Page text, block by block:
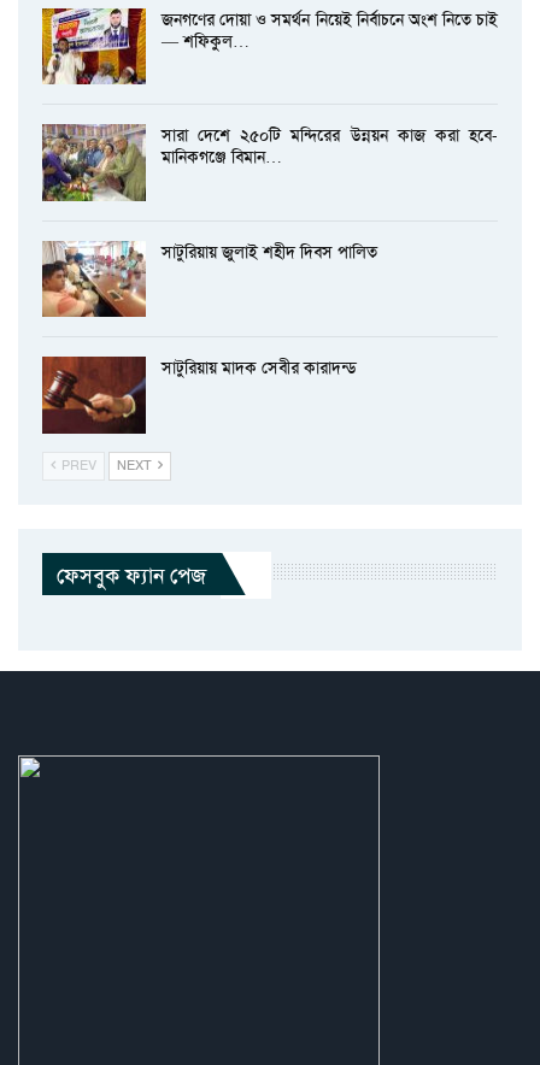
জনগণের দোয়া ও সমর্থন নিয়েই নির্বাচনে অংশ নিতে চাই
— শফিকুল…
সারা দেশে ২৫০টি মন্দিরের উন্নয়ন কাজ করা হবে-
মানিকগঞ্জে বিমান…
সাটুরিয়ায় জুলাই শহীদ দিবস পালিত
সাটুরিয়ায় মাদক সেবীর কারাদন্ড
PREV NEXT
ফেসবুক ফ্যান পেজ